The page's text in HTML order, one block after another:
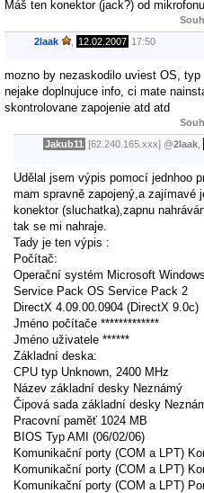
Máš ten konektor (jack?) od
2laak 12.02.2007 17:50
mozno by nezaskodilo uviest OS,
nejake doplnujuce info, ci mate
skontrolovane zapojenie atd atd
Jakub11 [62.240.165.xxx] @2laak
Udělal jsem výpis pomocí jednhoo
mam spravně zapojený,a zajímavé
konektor (sluchatka),zapnu
tak se mi nahraje.
Tady je ten výpis :
Počítač:
Operační systém Microsoft
Service Pack OS Service Pack 2
DirectX 4.09.00.0904 (DirectX 9.0c)
Jméno počítače *************
Jméno uživatele ******
Základní deska:
CPU typ Unknown, 2400 MHz
Název základní desky Neznámý
Čipová sada základní desky
Pracovní paměť 1024 MB
BIOS Typ AMI (06/02/06)
Komunikační porty (COM a LPT)
Komunikační porty (COM a LPT)
Komunikační porty (COM a LPT)